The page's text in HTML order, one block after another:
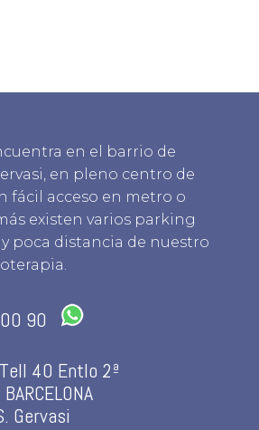
en el barrio de
en pleno centro de
fácil acceso en metro o
existen varios parking
poca distancia de nuestro
90
40 Entlo 2ª
Gervasi